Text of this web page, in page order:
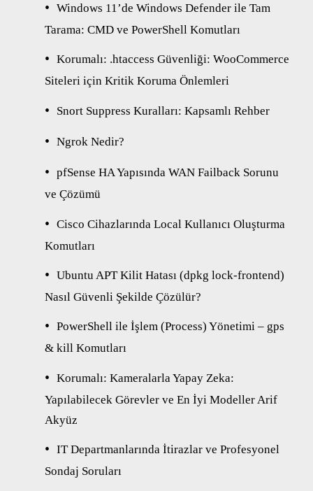
Windows 11’de Windows Defender ile Tam
Tarama: CMD ve PowerShell Komutları
Korumalı: .htaccess Güvenliği: WooCommerce
Siteleri için Kritik Koruma Önlemleri
Snort Suppress Kuralları: Kapsamlı Rehber
Ngrok Nedir?
pfSense HA Yapısında WAN Failback Sorunu
ve Çözümü
Cisco Cihazlarında Local Kullanıcı Oluşturma
Komutları
Ubuntu APT Kilit Hatası (dpkg lock-frontend)
Nasıl Güvenli Şekilde Çözülür?
PowerShell ile İşlem (Process) Yönetimi – gps
& kill Komutları
Korumalı: Kameralarla Yapay Zeka:
Yapılabilecek Görevler ve En İyi Modeller Arif
Akyüz
IT Departmanlarında İtirazlar ve Profesyonel
Sondaj Soruları